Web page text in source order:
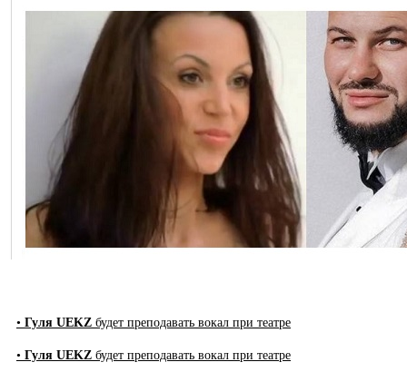
• Гуля UEKZ будет преподавать вокал при театре
• Гуля UEKZ будет преподавать вокал при театре